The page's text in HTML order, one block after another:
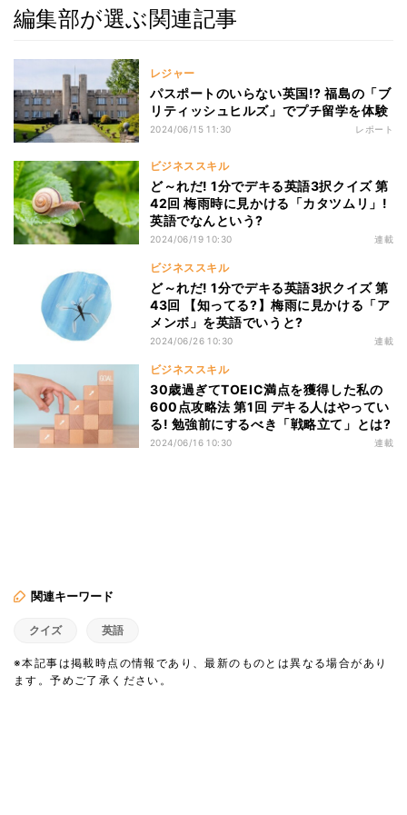
編集部が選ぶ関連記事
レジャー
パスポートのいらない英国!? 福島の「ブ
リティッシュヒルズ」でプチ留学を体験
2024/06/15 11:30 レポート
ビジネススキル
ど～れだ! 1分でデキる英語3択クイズ 第
42回 梅雨時に見かける「カタツムリ」!
英語でなんという?
2024/06/19 10:30 連載
ビジネススキル
ど～れだ! 1分でデキる英語3択クイズ 第
43回 【知ってる?】梅雨に見かける「ア
メンボ」を英語でいうと?
2024/06/26 10:30 連載
ビジネススキル
30歳過ぎてTOEIC満点を獲得した私の
600点攻略法 第1回 デキる人はやってい
る! 勉強前にするべき「戦略立て」とは?
2024/06/16 10:30 連載
関連キーワード
クイズ 英語
※本記事は掲載時点の情報であり、最新のものとは異なる場合があり
ます。予めご了承ください。